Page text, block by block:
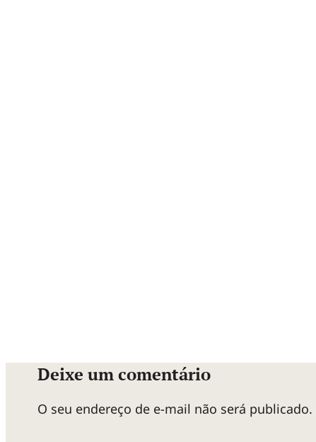
Deixe um comentário
O seu endereço de e-mail não será publicado.